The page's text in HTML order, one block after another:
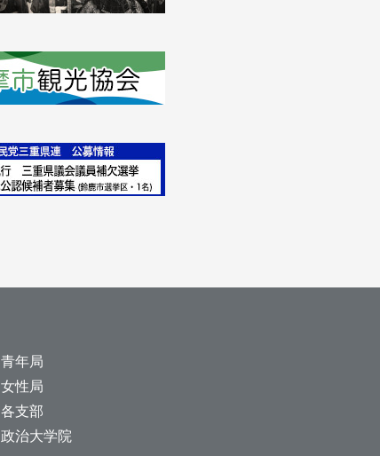
青年局
女性局
各支部
政治大学院